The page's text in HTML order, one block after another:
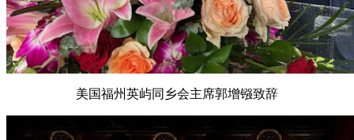
美国福州英屿同乡会主席郭增镪致辞